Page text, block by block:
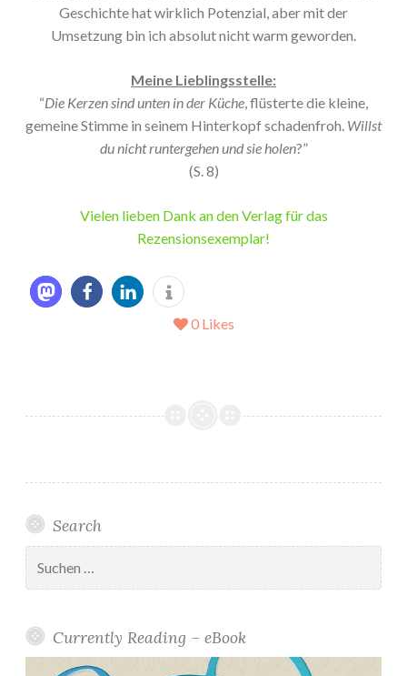
Geschichte hat wirklich Potenzial, aber mit der
Umsetzung bin ich absolut nicht warm geworden.
Meine Lieblingsstelle:
“Die Kerzen sind unten in der Küche, flüsterte die kleine,
gemeine Stimme in seinem Hinterkopf schadenfroh. Willst
du nicht runtergehen und sie holen?”
(S. 8)
Vielen lieben Dank an den Verlag für das
Rezensionsexemplar!
0Likes
Search
nach:
Currently Reading – eBook